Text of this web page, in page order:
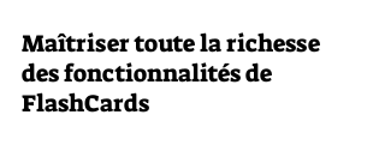
Maîtriser toute la richesse
des fonctionnalités de
FlashCards